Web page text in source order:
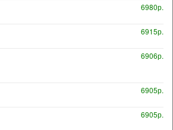
6980р.
6915р.
6906р.
6905р.
6905р.